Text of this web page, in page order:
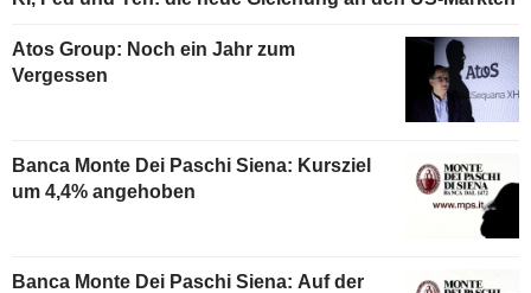
Atos Group: Noch ein Jahr zum
Vergessen
Banca Monte Dei Paschi Siena: Kursziel
um 4,4% angehoben
Banca Monte Dei Paschi Siena: Auf der